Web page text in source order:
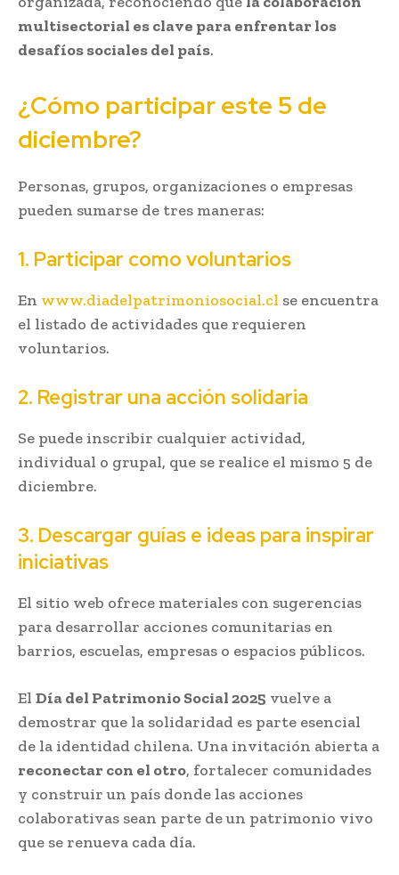
multisectorial es clave para enfrentar los
desafíos sociales del país.
¿Cómo participar este 5 de
diciembre?
Personas, grupos, organizaciones o empresas
pueden sumarse de tres maneras:
1. Participar como voluntarios
En www.diadelpatrimoniosocial.cl se encuentra
el listado de actividades que requieren
voluntarios.
2. Registrar una acción solidaria
Se puede inscribir cualquier actividad,
individual o grupal, que se realice el mismo 5 de
diciembre.
3. Descargar guías e ideas para inspirar
iniciativas
El sitio web ofrece materiales con sugerencias
para desarrollar acciones comunitarias en
barrios, escuelas, empresas o espacios públicos.
El Día del Patrimonio Social 2025 vuelve a
demostrar que la solidaridad es parte esencial
de la identidad chilena. Una invitación abierta a
reconectar con el otro, fortalecer comunidades
y construir un país donde las acciones
colaborativas sean parte de un patrimonio vivo
que se renueva cada día.